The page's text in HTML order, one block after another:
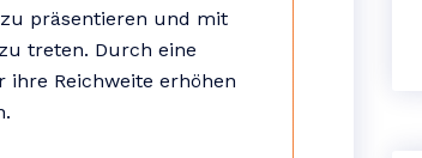
präsentieren und mit
treten. Durch eine
ihre Reichweite erhöhen